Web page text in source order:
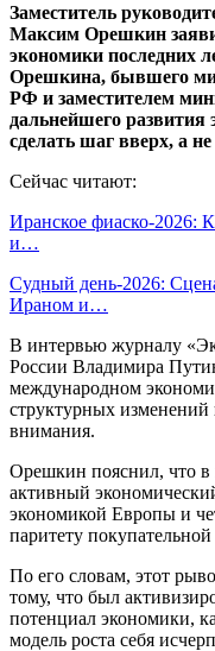
Заместитель
Максим Орешкин
экономики последних
Орешкина, бывшего
РФ и заместителем
дальнейшего
сделать шаг вверх, а
Сейчас читают:
Иранское фиаско-2026:
и…
Судный день-2026:
Ираном и…
В интервью журналу
России Владимира
международном
структурных
внимания.
Орешкин пояснил, что в
активный
экономикой Европы и
паритету
По его словам, этот
тому, что был
потенциал экономики,
модель роста себя